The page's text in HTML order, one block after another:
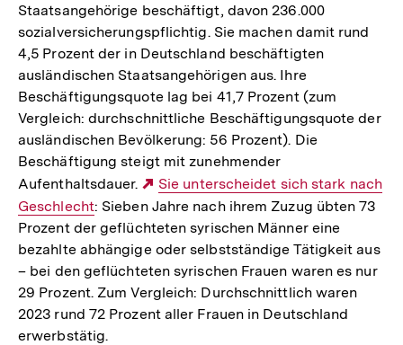
Staatsangehörige beschäftigt, davon 236.000
sozialversicherungspflichtig. Sie machen damit rund
4,5 Prozent der in Deutschland beschäftigten
ausländischen Staatsangehörigen aus. Ihre
Beschäftigungsquote lag bei 41,7 Prozent (zum
Vergleich: durchschnittliche Beschäftigungsquote der
ausländischen Bevölkerung: 56 Prozent). Die
Beschäftigung steigt mit zunehmender
Aufenthaltsdauer.
Externer
Link:
Sie unterscheidet sich stark nach
Geschlecht: Sieben Jahre nach ihrem Zuzug übten 73
Prozent der geflüchteten syrischen Männer eine
bezahlte abhängige oder selbstständige Tätigkeit aus
– bei den geflüchteten syrischen Frauen waren es nur
29 Prozent. Zum Vergleich: Durchschnittlich waren
2023 rund 72 Prozent aller Frauen in Deutschland
erwerbstätig.